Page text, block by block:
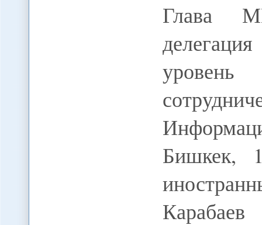
Глава
уровень
Бишкек,